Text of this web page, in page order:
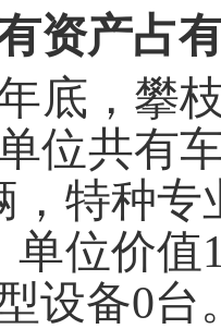
资产占
底， 攀
位共有
，特种专
单位价值
设备0台